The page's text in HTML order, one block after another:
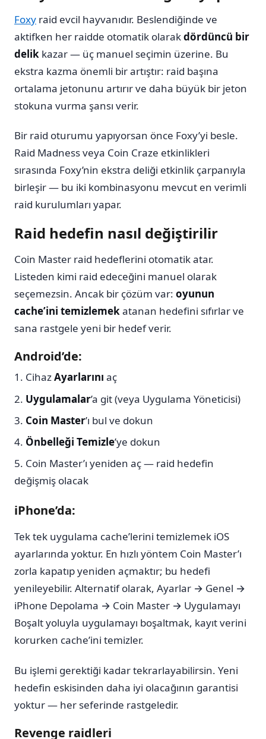
Foxy raid evcil hayvanıdır. Beslendiğinde ve
aktifken her raidde otomatik olarakdördüncü bir
delik kazar — üç manuel seçimin üzerine. Bu
ekstra kazma önemli bir artıştır: raid başına
ortalama jetonunu artırır ve daha büyük bir jeton
stokuna vurma şansı verir.
Bir raid oturumu yapıyorsan önce Foxy’yi besle.
Raid Madness veya Coin Craze etkinlikleri
sırasında Foxy’nin ekstra deliği etkinlik çarpanıyla
birleşir — bu iki kombinasyonu mevcut en verimli
raid kurulumları yapar.
Raid hedefin nasıl değiştirilir
Coin Master raid hedeflerini otomatik atar.
Listeden kimi raid edeceğini manuel olarak
seçemezsin. Ancak bir çözüm var: oyunun
cache’ini temizlemekatanan hedefini sıfırlar ve
sana rastgele yeni bir hedef verir.
Android’de:
CihazAyarlarını aç
Uygulamalar’a git (veya Uygulama Yöneticisi)
Coin Master’ı bul ve dokun
Önbelleği Temizle’ye dokun
Coin Master’ı yeniden aç — raid hedefin
değişmiş olacak
iPhone’da:
Tek tek uygulama cache’lerini temizlemek iOS
ayarlarında yoktur. En hızlı yöntem Coin Master’ı
zorla kapatıp yeniden açmaktır; bu hedefi
yenileyebilir. Alternatif olarak, Ayarlar → Genel →
iPhone Depolama → Coin Master → Uygulamayı
Boşalt yoluyla uygulamayı boşaltmak, kayıt verini
korurken cache’ini temizler.
Bu işlemi gerektiği kadar tekrarlayabilirsin. Yeni
hedefin eskisinden daha iyi olacağının garantisi
yoktur — her seferinde rastgeledir.
Revenge raidleri